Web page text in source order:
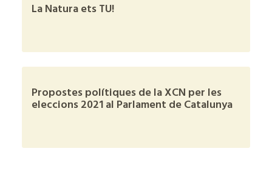
La Natura ets TU!
Propostes polítiques de la XCN per les
eleccions 2021 al Parlament de Catalunya